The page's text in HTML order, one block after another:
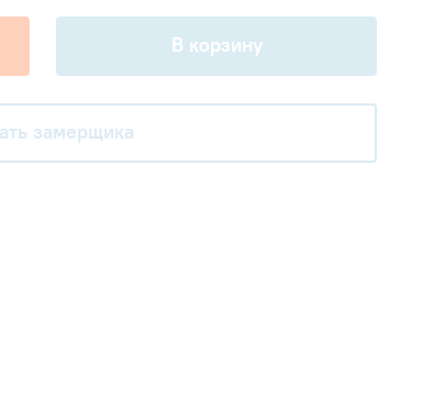
В корзину
замерщика